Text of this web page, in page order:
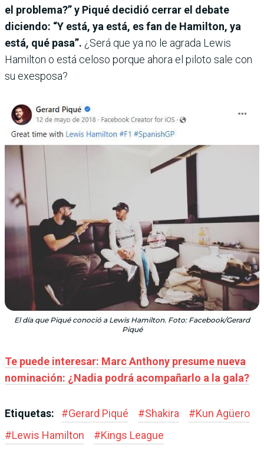
el problema?” y Piqué decidió cerrar el debate
diciendo: “Y está, ya está, es fan de Hamilton, ya
está, qué pasa”. ¿Será que ya no le agrada Lewis
Hamilton o está celoso porque ahora el piloto sale con
su exesposa?
El día que Piqué conoció a Lewis Hamilton. Foto: Facebook/Gerard
Piqué
Te puede interesar: Marc Anthony presume nueva
nominación: ¿Nadia podrá acompañarlo a la gala?
Etiquetas: #Gerard Piqué #Shakira #Kun Agüero
#Lewis Hamilton #Kings League